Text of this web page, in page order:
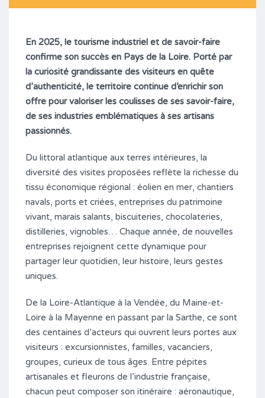
En 2025, le tourisme industriel et de savoir-faire
confirme son succès en Pays de la Loire. Porté par
la curiosité grandissante des visiteurs en quête
d’authenticité, le territoire continue d’enrichir son
offre pour valoriser les coulisses de ses savoir-faire,
de ses industries emblématiques à ses artisans
passionnés.
Du littoral atlantique aux terres intérieures, la
diversité des visites proposées reflète la richesse du
tissu économique régional : éolien en mer, chantiers
navals, ports et criées, entreprises du patrimoine
vivant, marais salants, biscuiteries, chocolateries,
distilleries, vignobles… Chaque année, de nouvelles
entreprises rejoignent cette dynamique pour
partager leur quotidien, leur histoire, leurs gestes
uniques.
De la Loire-Atlantique à la Vendée, du Maine-et-
Loire à la Mayenne en passant par la Sarthe, ce sont
des centaines d’acteurs qui ouvrent leurs portes aux
visiteurs : excursionnistes, familles, vacanciers,
groupes, curieux de tous âges. Entre pépites
artisanales et fleurons de l’industrie française,
chacun peut composer son itinéraire : aéronautique,